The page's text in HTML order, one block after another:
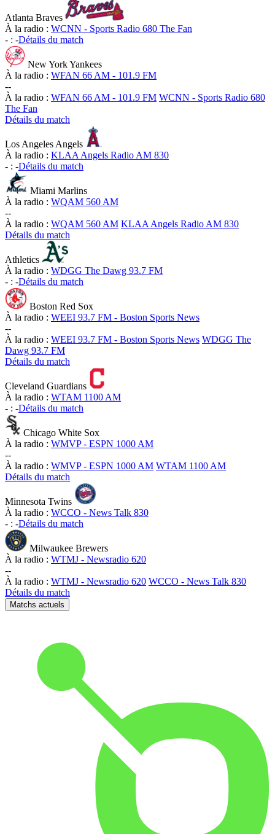
Atlanta Braves
À la radio : WCNN - Sports Radio 680 The Fan
- : -Détails du match
New York Yankees
À la radio : WFAN 66 AM - 101.9 FM
--
À la radio : WFAN 66 AM - 101.9 FM WCNN - Sports Radio 680
The Fan
Détails du match
Los Angeles Angels
À la radio : KLAA Angels Radio AM 830
- : -Détails du match
Miami Marlins
À la radio : WQAM 560 AM
--
À la radio : WQAM 560 AM KLAA Angels Radio AM 830
Détails du match
Athletics
À la radio : WDGG The Dawg 93.7 FM
- : -Détails du match
Boston Red Sox
À la radio : WEEI 93.7 FM - Boston Sports News
--
À la radio : WEEI 93.7 FM - Boston Sports News WDGG The
Dawg 93.7 FM
Détails du match
Cleveland Guardians
À la radio : WTAM 1100 AM
- : -Détails du match
Chicago White Sox
À la radio : WMVP - ESPN 1000 AM
--
À la radio : WMVP - ESPN 1000 AM WTAM 1100 AM
Détails du match
Minnesota Twins
À la radio : WCCO - News Talk 830
- : -Détails du match
Milwaukee Brewers
À la radio : WTMJ - Newsradio 620
--
À la radio : WTMJ - Newsradio 620 WCCO - News Talk 830
Détails du match
Matchs actuels